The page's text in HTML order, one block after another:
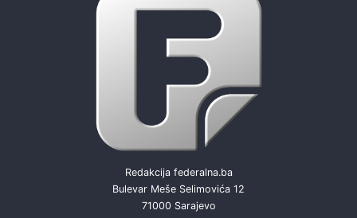
Redakcija federalna.ba
Bulevar Meše Selimovića 12
71000 Sarajevo